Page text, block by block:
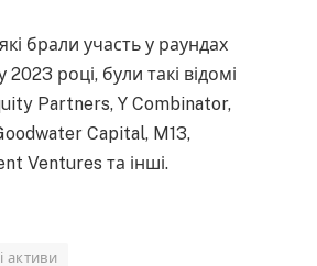
брали участь у раундах
році, були такі відомі
Partners, Y Combinator,
Capital, M13,
Ventures та інші.
активи